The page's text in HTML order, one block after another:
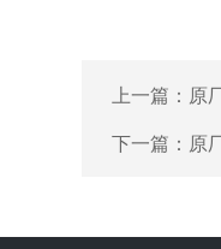
上一篇： 原
下一篇： 原